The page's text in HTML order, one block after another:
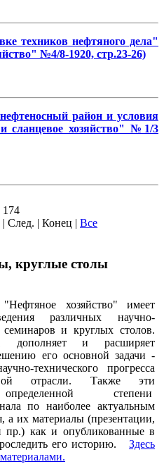
техников нефтяного дела"
№4/8-1920, стр.23-26)
район и условия
сланцевое хозяйство" №1/3
174
| След. | Конец | Все
круглые столы
хозяйство" имеет
различных научно-
и круглых столов.
дополняет и расширяет
его основной задачи -
технического прогресса
отрасли. Также эти
степени
по наиболее актуальным
а их материалы (презентации,
пр.) как и опубликованные в
его историю. Здесь
.